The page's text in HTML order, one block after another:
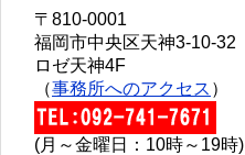
〒810-0001
福岡市中央区天神3-10-32
ロゼ天神4F
（事務所へのアクセス ）
(月～金曜日：10時～19時)